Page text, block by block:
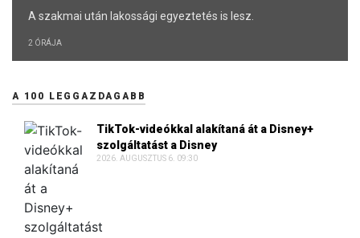
A szakmai után lakossági egyeztetés is lesz.
2 ÓRÁJA
A 100 LEGGAZDAGABB
TikTok-videókkal alakítaná át a Disney+
szolgáltatást a Disney
2026. AUGUSZTUS 6. 09:30